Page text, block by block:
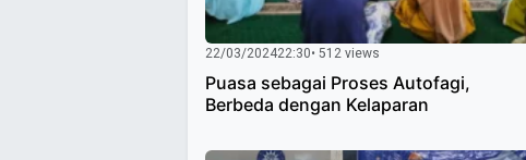
22/03/202422:30• 512 views
Puasa sebagai Proses Autofagi,
Berbeda dengan Kelaparan